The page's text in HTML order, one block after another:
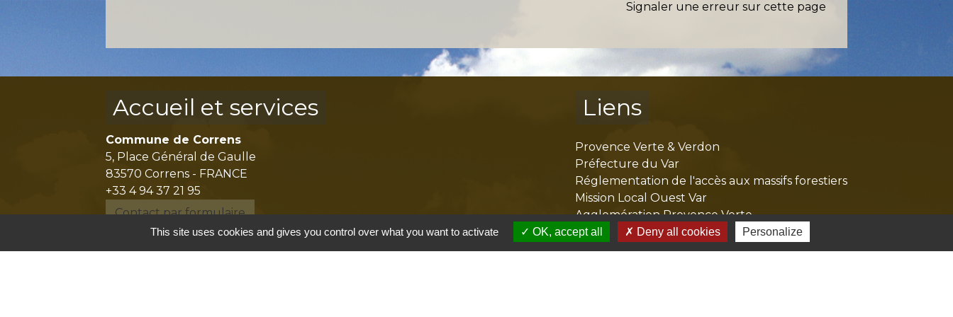
Signaler une erreur sur cette page
Accueil et services
Commune de Correns
5, Place Général de Gaulle
83570 Correns - FRANCE
+33 4 94 37 21 95
Contact par formulaire
Liens
Provence Verte & Verdon
Préfecture du Var
Réglementation de l'accès aux massifs forestiers
Mission Local Ouest Var
Agglomération Provence Verte
This site uses cookies and gives you control over what you want to activate OK, accept all Deny all cookies Personalize